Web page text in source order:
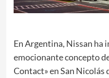
En Argentina, Nissan ha
emocionante concepto
Contact» en San Nicolás